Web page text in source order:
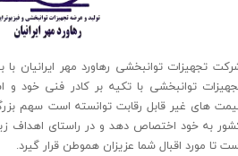
توانبخشی با تکیه بر کادر فنی خود و
های غیر قابل رقابت توانسته است سهم
به خود اختصاص دهد و در راستای اهداف
تا مورد اقبال شما عزیزان هموطن قرار گیرد​​​​​​​.